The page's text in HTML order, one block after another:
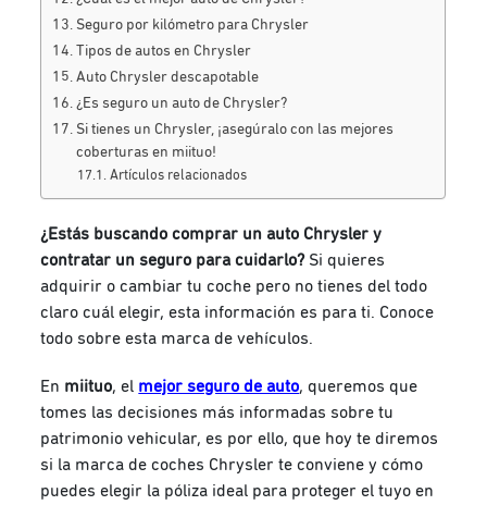
Seguro por kilómetro para Chrysler
Tipos de autos en Chrysler
Auto Chrysler descapotable
¿Es seguro un auto de Chrysler?
Si tienes un Chrysler, ¡asegúralo con las mejores
coberturas en miituo!
Artículos relacionados
¿Estás buscando comprar un auto Chrysler y
contratar un seguro para cuidarlo?Si quieres
adquirir o cambiar tu coche pero no tienes del todo
claro cuál elegir, esta información es para ti. Conoce
todo sobre esta marca de vehículos.
En miituo, el mejor seguro de auto, queremos que
tomes las decisiones más informadas sobre tu
patrimonio vehicular, es por ello, que hoy te diremos
si la marca de coches Chrysler te conviene y cómo
puedes elegir la póliza ideal para proteger el tuyo en